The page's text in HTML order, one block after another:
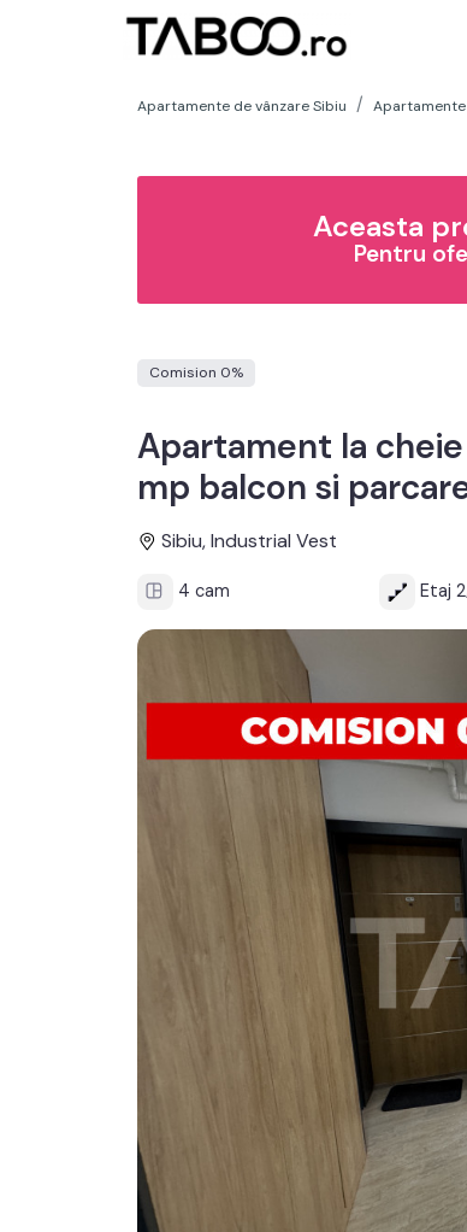
Apartamente de vânzare Sibiu
Aceasta
Pentru
Comision 0%
Apartament la
mp balcon si
Sibiu, Industrial Vest
4 cam Etaj